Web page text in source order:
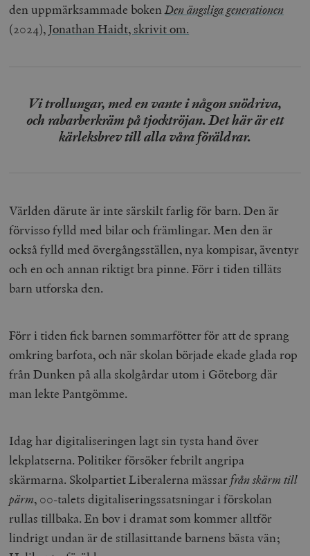
den uppmärksammade boken Den ängsliga generationen
(2024),Jonathan Haidt, skrivit om.
Vi trollungar, med en vante i någon snödriva,
och rabarberkräm på tjocktröjan. Det här är ett
kärleksbrev till alla våra föräldrar.
Världen därute är inte särskilt farlig för barn. Den är
förvisso fylld med bilar och främlingar. Men den är
också fylld med övergångsställen, nya kompisar, äventyr
och en och annan riktigt bra pinne. Förr i tiden tilläts
barn utforska den.
Förr i tiden fick barnen sommarfötter för att de sprang
omkring barfota, och när skolan började ekade glada rop
från Dunken på alla skolgårdar utom i Göteborg där
man lekte Pantgömme.
Idag har digitaliseringen lagt sin tysta hand över
lekplatserna. Politiker försöker febrilt angripa
skärmarna. Skolpartiet Liberalerna mässar från skärm till
pärm, 00-talets digitaliseringssatsningar i förskolan
rullas tillbaka. En bov i dramat som kommer alltför
lindrigt undan är de stillasittande barnens bästa vän;